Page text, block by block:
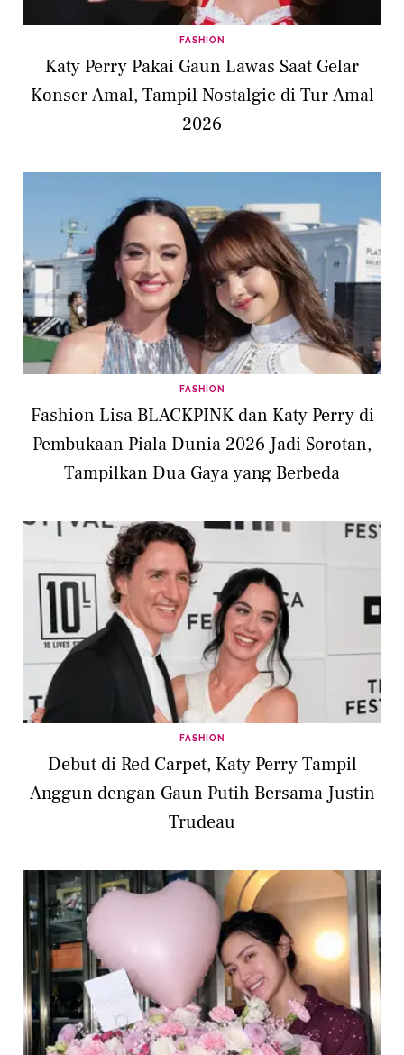
FASHION
Katy Perry Pakai Gaun Lawas Saat Gelar
Konser Amal, Tampil Nostalgic di Tur Amal
2026
FASHION
Fashion Lisa BLACKPINK dan Katy Perry di
Pembukaan Piala Dunia 2026 Jadi Sorotan,
Tampilkan Dua Gaya yang Berbeda
FASHION
Debut di Red Carpet, Katy Perry Tampil
Anggun dengan Gaun Putih Bersama Justin
Trudeau